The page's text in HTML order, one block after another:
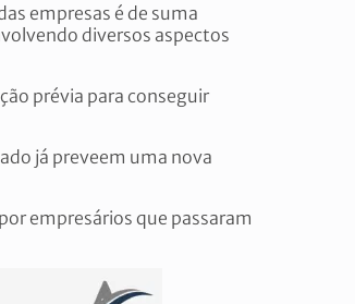
empresas é de suma
diversos aspectos
prévia para conseguir
já preveem uma nova
empresários que passaram